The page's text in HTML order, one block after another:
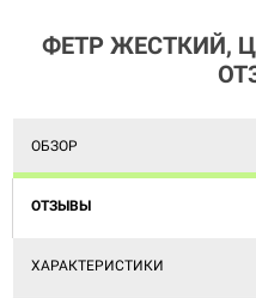
ФЕТР ЖЕСТКИЙ,
ОБЗОР
ОТЗЫВЫ
ХАРАКТЕРИСТИКИ